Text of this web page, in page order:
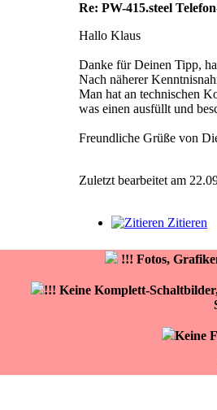
Re: PW-415.steel
Hallo Klaus
Danke für Deinen Tipp,
Nach näherer
Man hat an technischen
was einen ausfüllt und
Freundliche Grüße von
Zuletzt bearbeitet am
Zitieren
!!! Fotos,
!!! Keine Komplett-
Keine